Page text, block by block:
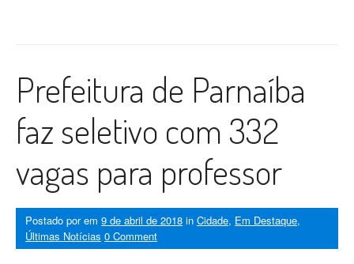
Prefeitura de Parnaíba
faz seletivo com 332
vagas para professor
Postado porem 9 de abril de 2018 in Cidade, Em Destaque,
Últimas Notícias 0 Comment